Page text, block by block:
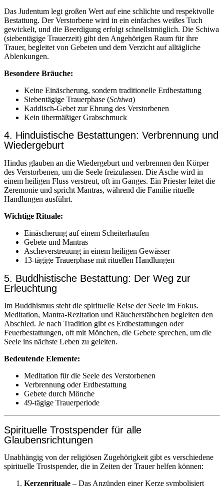
Das Judentum legt großen Wert auf eine schlichte und respektvolle
Bestattung. Der Verstorbene wird in ein einfaches weißes Tuch
gewickelt, und die Beerdigung erfolgt schnellstmöglich. Die Schiwa
(siebentägige Trauerzeit) gibt den Angehörigen Raum für ihre
Trauer, begleitet von Gebeten und dem Verzicht auf alltägliche
Ablenkungen.
Besondere Bräuche:
Keine Einäscherung, sondern traditionelle Erdbestattung
Siebentägige Trauerphase (Schiwa)
Kaddisch-Gebet zur Ehrung des Verstorbenen
Kein übermäßiger Grabschmuck
4. Hinduistische Bestattungen: Verbrennung und
Wiedergeburt
Hindus glauben an die Wiedergeburt und verbrennen den Körper
des Verstorbenen, um die Seele freizulassen. Die Asche wird in
einem heiligen Fluss verstreut, oft im Ganges. Ein Priester leitet die
Zeremonie und spricht Mantras, während die Familie rituelle
Handlungen ausführt.
Wichtige Rituale:
Einäscherung auf einem Scheiterhaufen
Gebete und Mantras
Ascheverstreuung in einem heiligen Gewässer
13-tägige Trauerphase mit rituellen Handlungen
5. Buddhistische Bestattung: Der Weg zur
Erleuchtung
Im Buddhismus steht die spirituelle Reise der Seele im Fokus.
Meditation, Mantra-Rezitation und Räucherstäbchen begleiten den
Abschied. Je nach Tradition gibt es Erdbestattungen oder
Feuerbestattungen, oft mit Mönchen, die Gebete sprechen, um die
Seele ins nächste Leben zu geleiten.
Bedeutende Elemente:
Meditation für die Seele des Verstorbenen
Verbrennung oder Erdbestattung
Gebete durch Mönche
49-tägige Trauerperiode
Spirituelle Trostspender für alle
Glaubensrichtungen
Unabhängig von der religiösen Zugehörigkeit gibt es verschiedene
spirituelle Trostspender, die in Zeiten der Trauer helfen können:
Kerzenrituale – Das Anzünden einer Kerze symbolisiert